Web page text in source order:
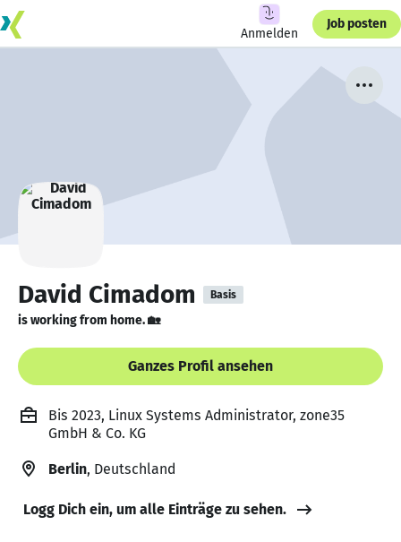
Anmelden
Job posten
David Cimadom Basis
is working from home. 🏡
Ganzes Profil ansehen
Bis 2023, Linux Systems Administrator, zone35
GmbH & Co. KG
Berlin, Deutschland
Logg Dich ein, um alle Einträge zu sehen.